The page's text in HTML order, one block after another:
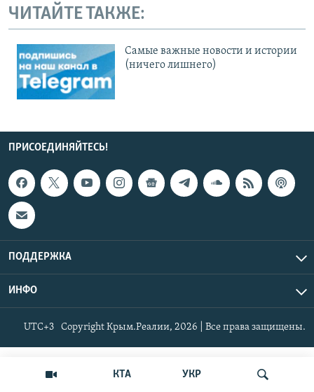
КТА УКР
ЧИТАЙТЕ ТАКЖЕ:
Cамые важные новости и истории
(ничего лишнего)
ПРИСОЕДИНЯЙТЕСЬ!
ПОДДЕРЖКА
ИНФО
Copyright Крым.Реалии, 2026 | Все права защищены.
UTC+3